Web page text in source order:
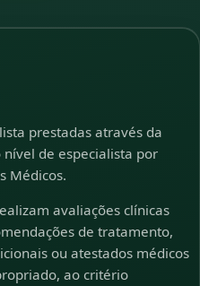
prestadas através da
de especialista por
Médicos.
avaliações clínicas
de tratamento,
ou atestados médicos
ao critério